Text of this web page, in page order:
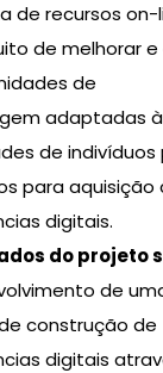
de recursos on-
de melhorar e
de
adaptadas
de indivíduos
para aquisição
digitais.
do projeto
de
construção de
digitais